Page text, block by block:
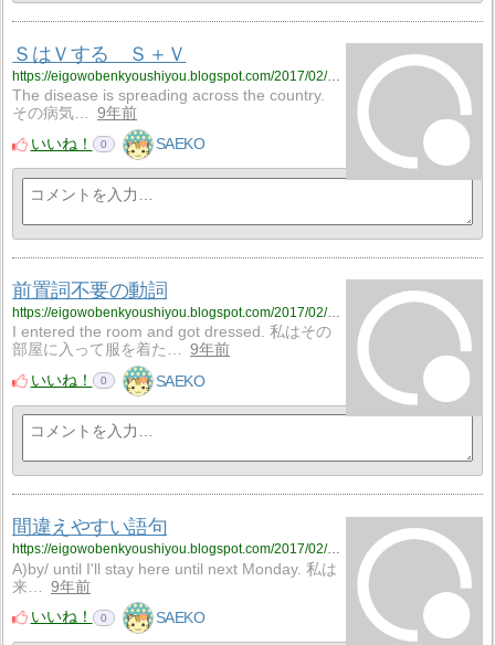
ＳはＶする Ｓ＋Ｖ
https://eigowobenkyoushiyou.blogspot.com/2017/02/blog-post_19.html
The disease is spreading across the country.
その病気…
9年前
いいね！
0 SAEKO
前置詞不要の動詞
https://eigowobenkyoushiyou.blogspot.com/2017/02/blog-post_18.html
I entered the room and got dressed. 私はその
部屋に入って服を着た…
9年前
いいね！
0 SAEKO
間違えやすい語句
https://eigowobenkyoushiyou.blogspot.com/2017/02/blog-post_17.html
A)by/ until I'll stay here until next Monday. 私は
来…
9年前
いいね！
0 SAEKO